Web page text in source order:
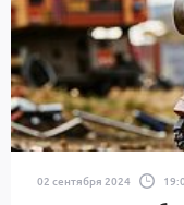
02 сентября 2024